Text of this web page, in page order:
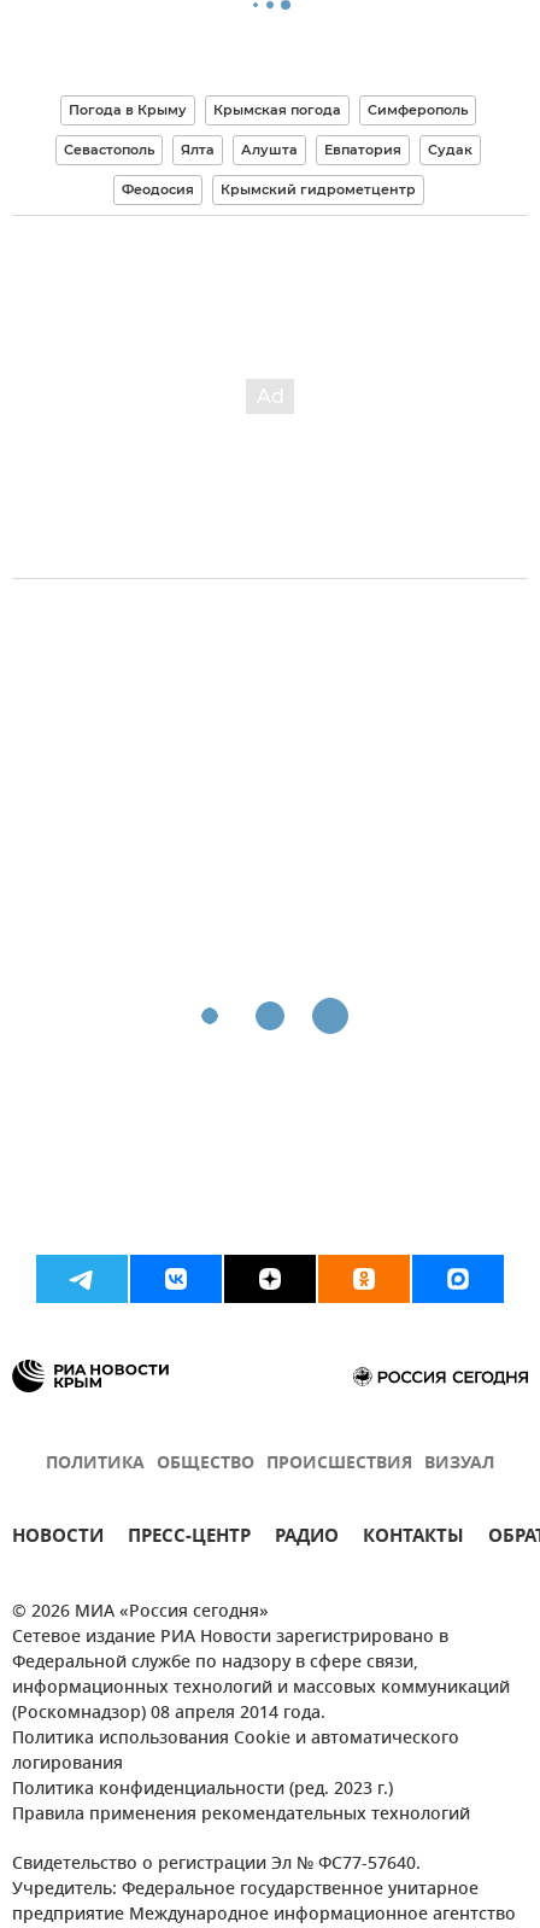
Погода в Крыму Крымская погода Симферополь
Севастополь Ялта Алушта Евпатория Судак
Феодосия Крымский гидрометцентр
ПОЛИТИКА ОБЩЕСТВО ПРОИСШЕСТВИЯ ВИЗУАЛ
НОВОСТИ ПРЕСС-ЦЕНТР РАДИО КОНТАКТЫ
© 2026 МИА «Россия сегодня»
Сетевое издание РИА Новости зарегистрировано в
Федеральной службе по надзору в сфере связи,
информационных технологий и массовых коммуникаций
(Роскомнадзор) 08 апреля 2014 года.
Политика использования Cookie и автоматического
логирования
Политика конфиденциальности (ред. 2023 г.)
Правила применения рекомендательных технологий
Свидетельство о регистрации Эл № ФС77-57640.
Учредитель: Федеральное государственное унитарное
предприятие Международное информационное агентство